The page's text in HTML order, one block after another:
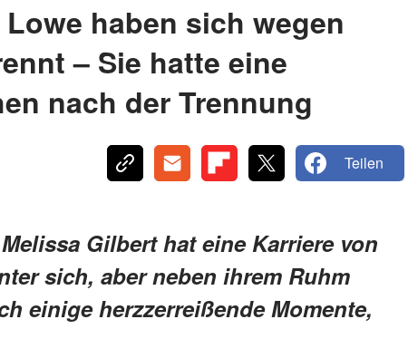
haben sich wegen
– Sie hatte eine
nach der Trennung
Teilen
Gilbert hat eine Karriere von
sich, aber neben ihrem Ruhm
einige herzzerreißende Momente,